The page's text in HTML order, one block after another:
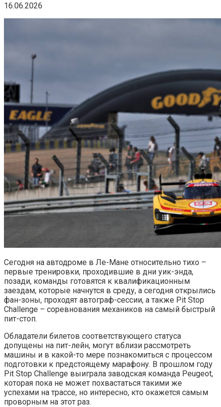
16.06.2026
Сегодня на автодроме в Ле-Мане относительно тихо –
первые тренировки, проходившие в дни уик-энда,
позади, команды готовятся к квалификационным
заездам, которые начнутся в среду, а сегодня открылись
фан-зоны, проходят автограф-сессии, а также Pit Stop
Challenge – соревнования механиков на самый быстрый
пит-стоп.
Обладатели билетов соответствующего статуса
допущены на пит-лейн, могут вблизи рассмотреть
машины и в какой-то мере познакомиться с процессом
подготовки к предстоящему марафону. В прошлом году
Pit Stop Challenge выиграла заводская команда Peugeot,
которая пока не может похвастаться такими же
успехами на трассе, но интересно, кто окажется самым
проворным на этот раз.